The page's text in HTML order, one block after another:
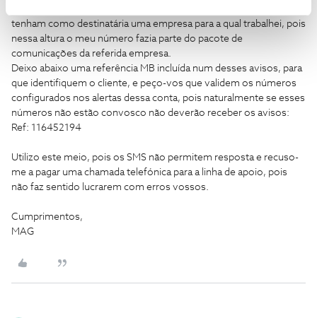
tenham como destinatária uma empresa para a qual trabalhei, pois
nessa altura o meu número fazia parte do pacote de
comunicações da referida empresa.
Deixo abaixo uma referência MB incluída num desses avisos, para
que identifiquem o cliente, e peço-vos que validem os números
configurados nos alertas dessa conta, pois naturalmente se esses
números não estão convosco não deverão receber os avisos:
Ref: 116452194
Utilizo este meio, pois os SMS não permitem resposta e recuso-
me a pagar uma chamada telefónica para a linha de apoio, pois
não faz sentido lucrarem com erros vossos.
Cumprimentos,
MAG